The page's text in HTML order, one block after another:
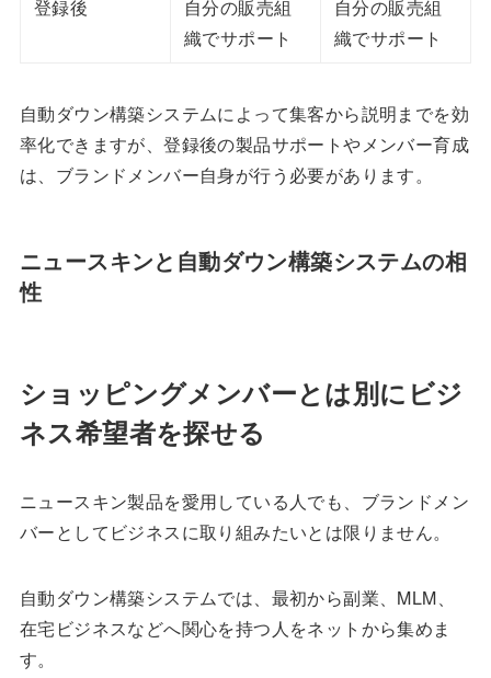
登録後
自分の販売組
織でサポート
自分の販売組
織でサポート
自動ダウン構築システムによって集客から説明までを効
率化できますが、登録後の製品サポートやメンバー育成
は、ブランドメンバー自身が行う必要があります。
ニュースキンと自動ダウン構築システムの相
性
ショッピングメンバーとは別にビジ
ネス希望者を探せる
ニュースキン製品を愛用している人でも、ブランドメン
バーとしてビジネスに取り組みたいとは限りません。
自動ダウン構築システムでは、最初から副業、MLM、
在宅ビジネスなどへ関心を持つ人をネットから集めま
す。